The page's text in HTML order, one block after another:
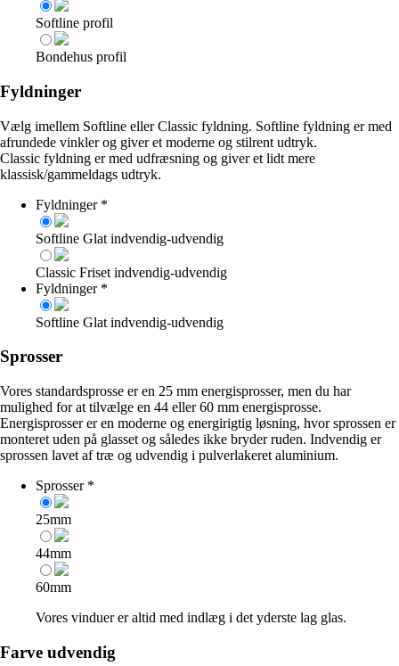
Softline profil
Bondehus profil
Fyldninger
Vælg imellem Softline eller Classic fyldning. Softline fyldning er med
afrundede vinkler og giver et moderne og stilrent udtryk.
Classic fyldning er med udfræsning og giver et lidt mere
klassisk/gammeldags udtryk.
Fyldninger*
Softline Glat indvendig-udvendig
Classic Friset indvendig-udvendig
Fyldninger*
Softline Glat indvendig-udvendig
Sprosser
Vores standardsprosse er en 25 mm energisprosser, men du har
mulighed for at tilvælge en 44 eller 60 mm energisprosse.
Energisprosser er en moderne og energirigtig løsning, hvor sprossen er
monteret uden på glasset og således ikke bryder ruden. Indvendig er
sprossen lavet af træ og udvendig i pulverlakeret aluminium.
Sprosser*
25mm
44mm
60mm
Vores vinduer er altid med indlæg i det yderste lag glas.
Farve udvendig